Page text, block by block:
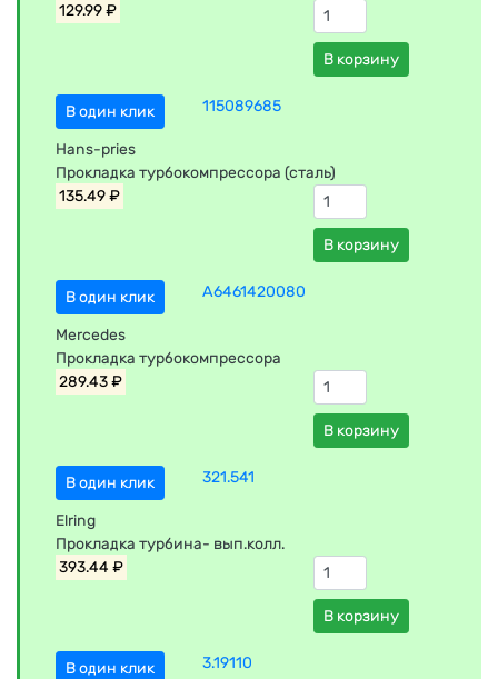
129.99 ₽
В корзину
В один клик 115089685
Hans-pries
Прокладка турбокомпрессора (сталь)
135.49 ₽
В корзину
В один клик A6461420080
Mercedes
Прокладка турбокомпрессора
289.43 ₽
В корзину
В один клик 321.541
Elring
Прокладка турбина- вып.колл.
393.44 ₽
В корзину
В один клик 3.19110